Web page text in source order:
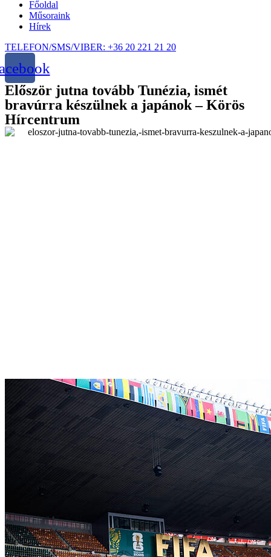
Főoldal
Műsoraink
Hírek
TELEFON/SMS/VIBER: +36 20 221 21 20
Először jutna tovább Tunézia, ismét
bravúrra készülnek a japánok – Körös
Hírcentrum